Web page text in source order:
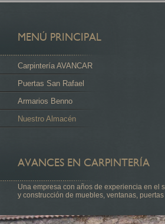
MENÚ PRINCIPAL
Carpintería AVANCAR
Puertas San Rafael
Armarios Benno
Nuestro Almacén
AVANCES EN CARPINTERÍA
Una empresa con años de experiencia en el
y construcción de muebles, ventanas, puertas